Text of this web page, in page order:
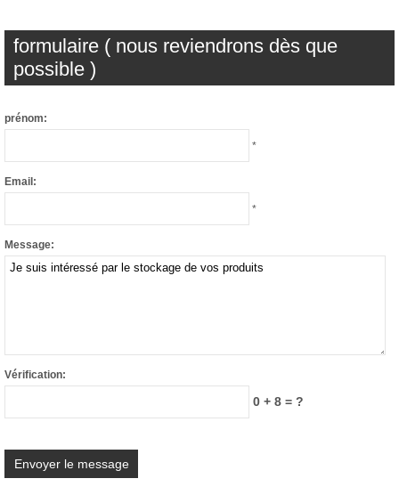
formulaire ( nous reviendrons dès que
possible )
prénom:
*
Email:
*
Message:
Vérification:
0 + 8 = ?